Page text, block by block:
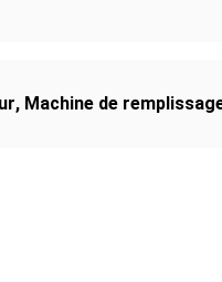
, Machine de